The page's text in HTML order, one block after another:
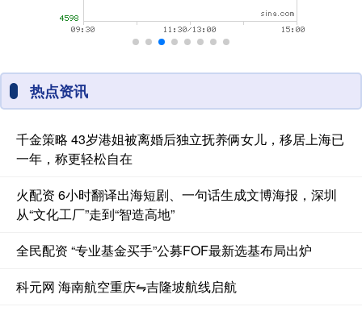
热点资讯
千金策略 43岁港姐被离婚后独立抚养俩女儿，移居上海已
一年，称更轻松自在
火配资 6小时翻译出海短剧、一句话生成文博海报，深圳
从“文化工厂”走到“智造高地”
全民配资 “专业基金买手”公募FOF最新选基布局出炉
科元网 海南航空重庆⇋吉隆坡航线启航